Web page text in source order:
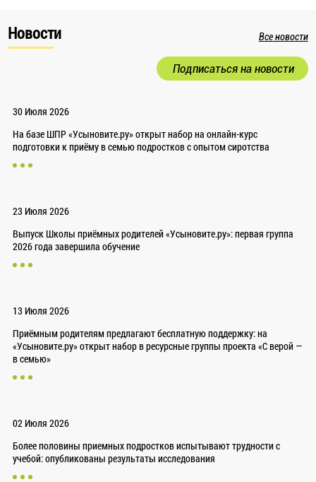
Новости Все новости
Подписаться на новости
30 Июля 2026
На базе ШПР «Усыновите.ру» открыт набор на онлайн-курс
подготовки к приёму в семью подростков с опытом сиротства
23 Июля 2026
Выпуск Школы приёмных родителей «Усыновите.ру»: первая группа
2026 года завершила обучение
13 Июля 2026
Приёмным родителям предлагают бесплатную поддержку: на
«Усыновите.ру» открыт набор в ресурсные группы проекта «С верой —
в семью»
02 Июля 2026
Более половины приемных подростков испытывают трудности с
учебой: опубликованы результаты исследования